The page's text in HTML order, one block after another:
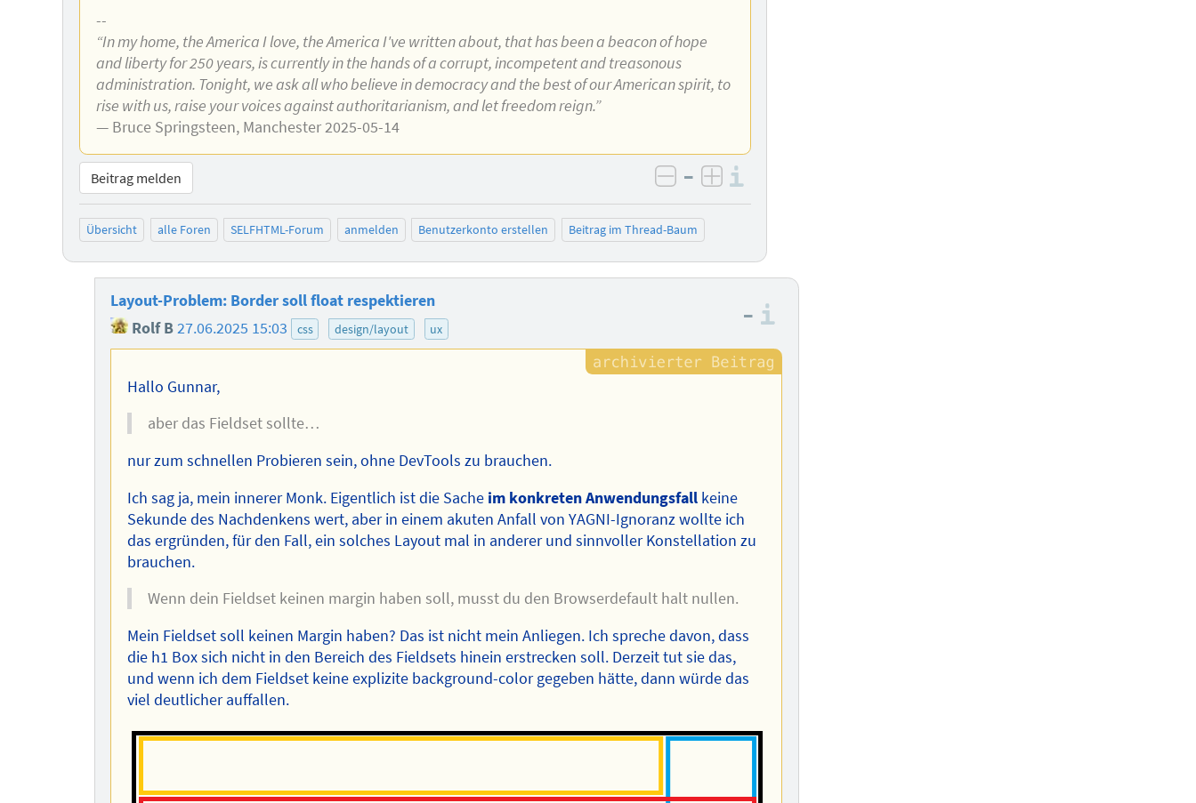
--
“In my home, the America I love, the America I've written about, that has been a beacon of hope
and liberty for 250 years, is currently in the hands of a corrupt, incompetent and treasonous
administration. Tonight, we ask all who believe in democracy and the best of our American spirit, to
rise with us, raise your voices against authoritarianism, and let freedom reign.”
— Bruce Springsteen, Manchester 2025-05-14
Beitrag melden negativ bewerten
– positiv bewerten
Übersicht alle Foren SELFHTML-Forum anmelden Benutzerkonto erstellen Beitrag im Thread-Baum
Layout-Problem: Border soll float respektieren
Rolf B27.06.2025 15:03 css design/layout ux
–
Hallo Gunnar,
aber das Fieldset sollte…
nur zum schnellen Probieren sein, ohne DevTools zu brauchen.
Ich sag ja, mein innerer Monk. Eigentlich ist die Sache im konkreten Anwendungsfallkeine
Sekunde des Nachdenkens wert, aber in einem akuten Anfall von YAGNI-Ignoranz wollte ich
das ergründen, für den Fall, ein solches Layout mal in anderer und sinnvoller Konstellation zu
brauchen.
Wenn dein Fieldset keinen margin haben soll, musst du den Browserdefault halt nullen.
Mein Fieldset soll keinen Margin haben? Das ist nicht mein Anliegen. Ich spreche davon, dass
die h1 Box sich nicht in den Bereich des Fieldsets hinein erstrecken soll. Derzeit tut sie das,
und wenn ich dem Fieldset keine explizite background-color gegeben hätte, dann würde das
viel deutlicher auffallen.